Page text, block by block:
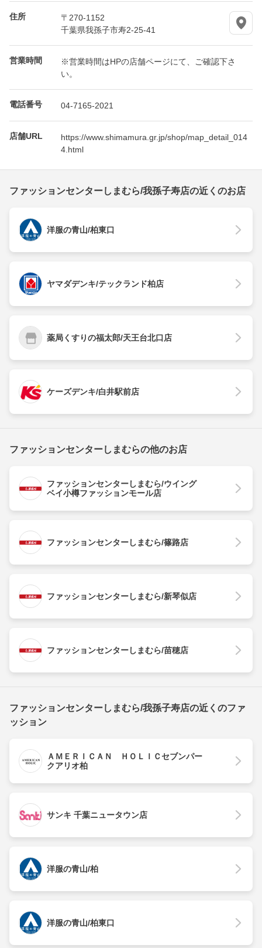
住所
〒270-1152
千葉県我孫子市寿2-25-41
営業時間
※営業時間はHPの店舗ページにて、ご確認下さ
い。
電話番号 04-7165-2021
店舗URL
https://www.shimamura.gr.jp/shop/map_detail_014
4.html
ファッションセンターしまむら/我孫子寿店の近くのお店
洋服の青山/柏東口
ヤマダデンキ/テックランド柏店
薬局くすりの福太郎/天王台北口店
ケーズデンキ/白井駅前店
ファッションセンターしまむらの他のお店
ファッションセンターしまむら/ウイング
ベイ小樽ファッションモール店
ファッションセンターしまむら/篠路店
ファッションセンターしまむら/新琴似店
ファッションセンターしまむら/苗穂店
ファッションセンターしまむら/我孫子寿店の近くのファ
ッション
ＡＭＥＲＩＣＡＮ ＨＯＬＩＣセブンパー
クアリオ柏
サンキ 千葉ニュータウン店
洋服の青山/柏
洋服の青山/柏東口